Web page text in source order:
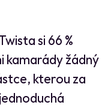
si 66 %
kamarády žádný
kterou za